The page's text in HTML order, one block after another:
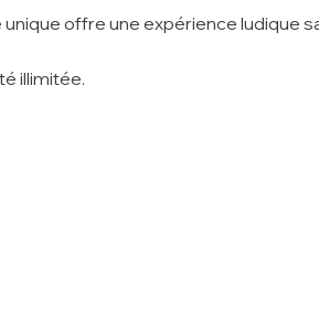
unique offre une expérience ludique
illimitée.